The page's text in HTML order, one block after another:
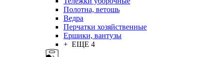
Полотна, ветошь
Ведра
Перчатки хозяйственные
Ершики, вантузы
+ ЕЩЕ 4